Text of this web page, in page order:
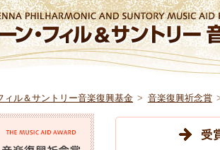
ィル＆サントリー音楽復興基金 > 音楽復興祈念賞
音楽復興祈念賞